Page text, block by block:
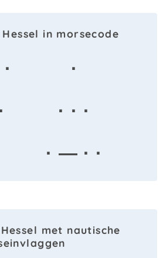
in morsecode
·
· · ·
· — · ·
met nautische